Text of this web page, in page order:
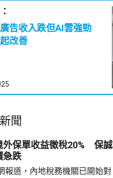
告收入跌但AI雲強勁
改善
聞
外保單收益徵稅20% 保誠
急跌
報道，內地稅務機關已開始對